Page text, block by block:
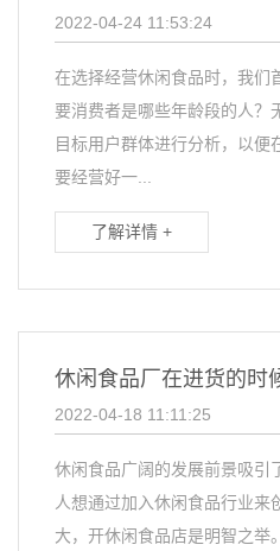
2022-04-24 11:53:24
在选择经营休闲食品时，我们
要消费者是哪些年龄段的人？
目标用户群体进行分析，以便
要经营好一...
了解详情 +
休闲食品厂在进货的时
2022-04-18 11:11:25
休闲食品广阔的发展前景吸引
人想通过加入休闲食品行业来
大，开休闲食品店是明智之举